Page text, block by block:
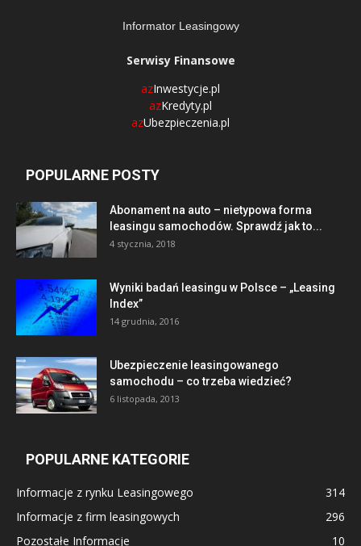
Informator Leasingowy
Serwisy Finansowe
azInwestycje.pl
azKredyty.pl
azUbezpieczenia.pl
POPULARNE POSTY
Abonament na auto – nietypowa forma
leasingu samochodów. Sprawdź jak to...
4 stycznia, 2018
Wyniki badań leasingu w Polsce – „Leasing
Index”
14 grudnia, 2016
Ubezpieczenie leasingowanego
samochodu – co trzeba wiedzieć?
6 listopada, 2013
POPULARNE KATEGORIE
Informacje z rynku Leasingowego
314
Informacje z firm leasingowych
296
Pozostałe Informacje
10